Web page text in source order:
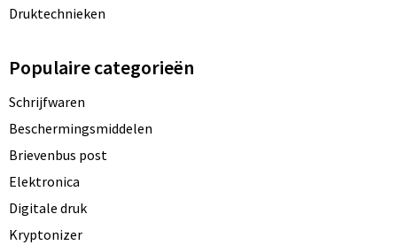
Druktechnieken
Populaire categorieën
Schrijfwaren
Beschermingsmiddelen
Brievenbus post
Elektronica
Digitale druk
Kryptonizer